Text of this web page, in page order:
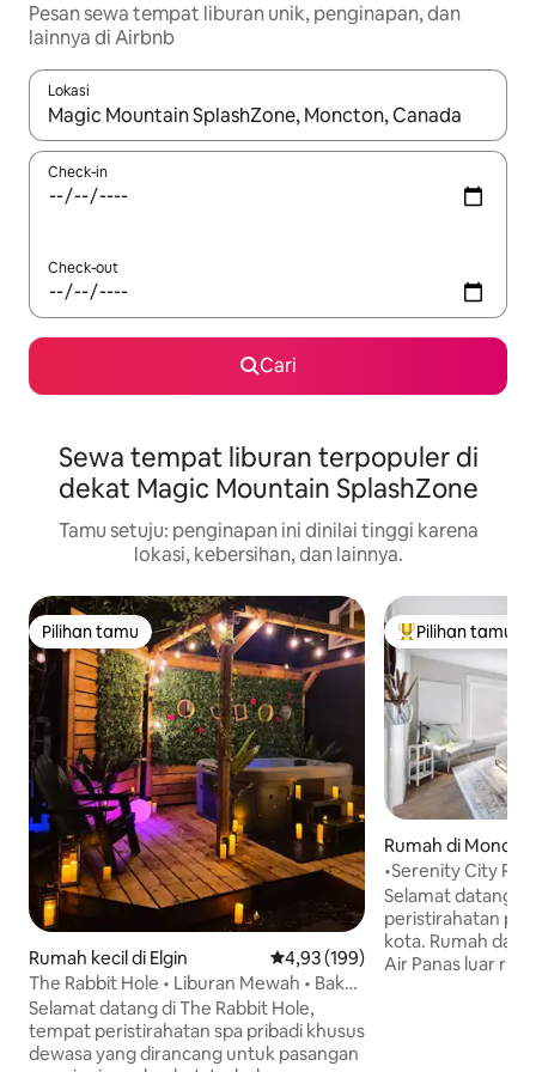
Pesan sewa tempat liburan unik, penginapan, dan
lainnya di Airbnb
Lokasi
Jika hasil yang dicari tersedia, telusuri dengan tombol panah
Check-in
Check-out
Cari
Sewa tempat liburan terpopuler di
dekat Magic Mountain SplashZone
Tamu setuju: penginapan ini dinilai tinggi karena
lokasi, kebersihan, dan lainnya.
Pilihan tamu
Pilihan tamu
Rumah kecil di Elgin Nilai rata-rata 4,93 dari 5, 199
4,93 (199)
The Rabbit Hole • Liburan Mewah • Bak
Mandi Air Panas • Sauna
Selamat datang di The Rabbit Hole,
tempat peristirahatan spa pribadi khusus
dewasa yang dirancang untuk pasangan
Pilihan tamu
Pilihan tamu
Rumah di
•Serenity City
Panas & Sauna •
Selamat datang
peristirahatan
kota. Rumah
Air Panas luar